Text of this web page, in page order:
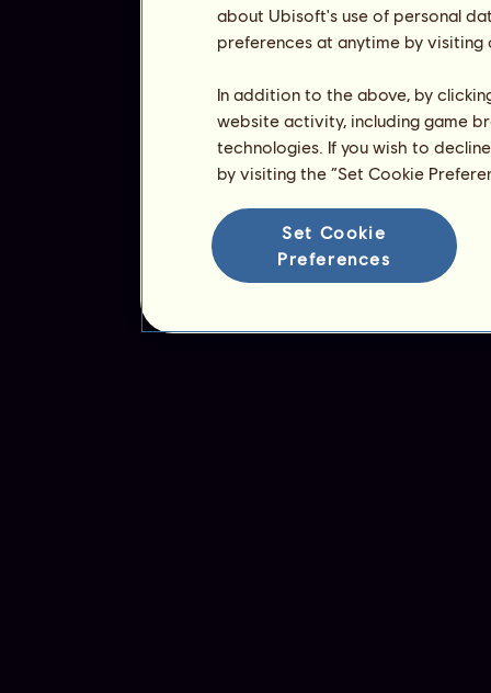
about Ubisoft's use of personal
preferences at anytime by
In addition to the above, by
website activity, including game
technologies. If you wish to
by visiting the “Set Cookie
Set Cookie
Preferences